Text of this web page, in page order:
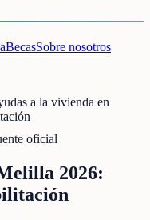
BecasSobre nosotros
a la vivienda en
oficial
2026: